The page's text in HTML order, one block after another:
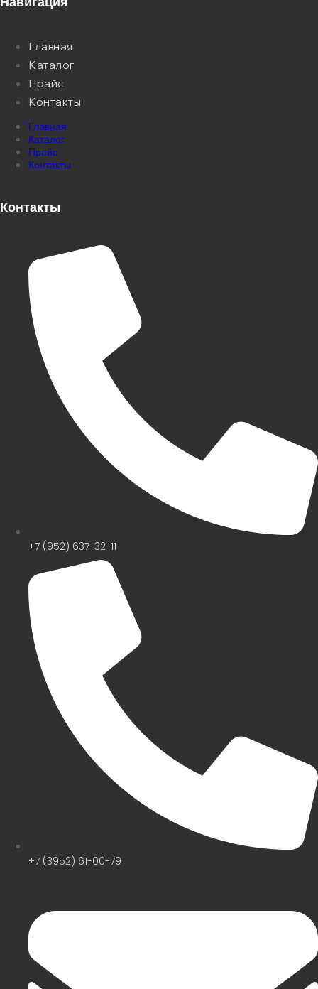
Главная
Каталог
Прайс
Контакты
Главная
Каталог
Прайс
Контакты
Контакты
+7 (952) 637-32-11
+7 (3952) 61-00-79